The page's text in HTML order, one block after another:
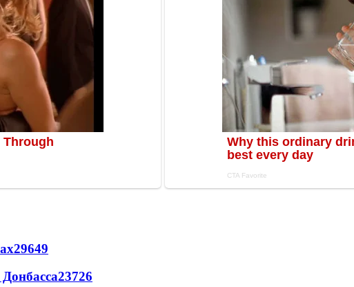
29649
23726